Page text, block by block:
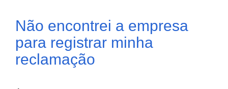
Não encontrei a empresa
para registrar minha
reclamação